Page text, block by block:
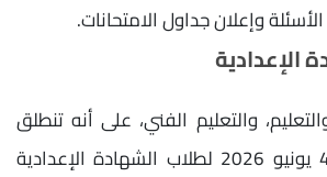
الإعدادية
والتعليم الفني، على أنه تنطلق
اختبارات آخر السنة 4 يونيو 2026 لطلاب الشهادة الإعدادية